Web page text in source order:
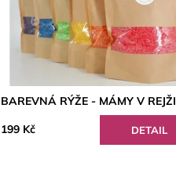
BAREVNÁ RÝŽE - MÁMY V REJŽI
199 Kč DETAIL